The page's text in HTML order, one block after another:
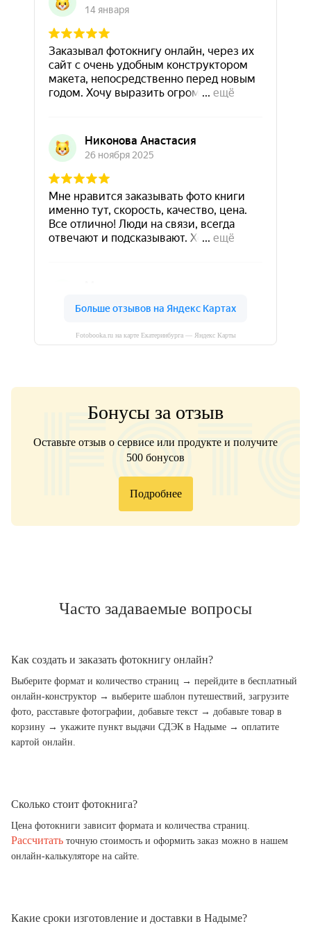
Fotobooka.ru на карте Екатеринбурга — Яндекс Карты
Бонусы за отзыв
Оставьте отзыв о сервисе или продукте и получите
500 бонусов
Подробнее
Часто задаваемые вопросы
Как создать и заказать фотокнигу онлайн?
Выберите формат и количество страниц → перейдите в бесплатный
онлайн-конструктор → выберите шаблон путешествий, загрузите
фото, расставьте фотографии, добавьте текст → добавьте товар в
корзину → укажите пункт выдачи СДЭК в Надыме → оплатите
картой онлайн.
Сколько стоит фотокнига?
Цена фотокниги зависит формата и количества страниц.
Рассчитать точную стоимость и оформить заказ можно в нашем
онлайн-калькуляторе на сайте.
Какие сроки изготовление и доставки в Надыме?